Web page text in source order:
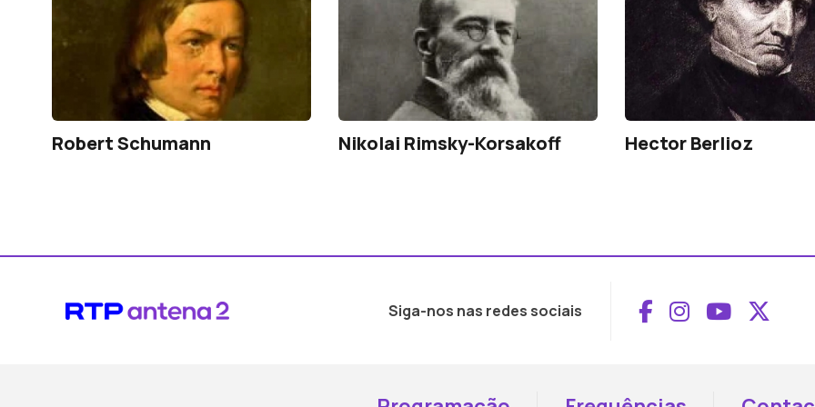
Robert Schumann Nikolai Rimsky-Korsakoff Hector Berlioz
Siga-nos nas redes sociais Aceder ao
Aceder ao
Aceder